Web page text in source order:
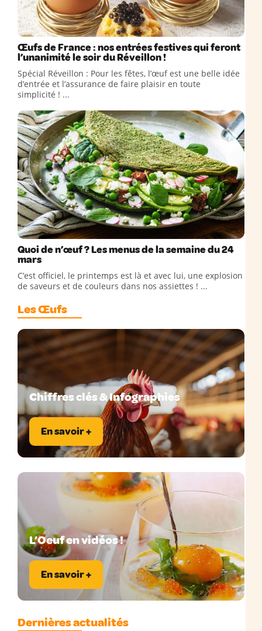
Œufs de France : nos entrées festives qui feront
l’unanimité le soir du Réveillon !
Spécial Réveillon : Pour les fêtes, l’œuf est une belle idée
d’entrée et l’assurance de faire plaisir en toute
simplicité ! ...
Quoi de n’œuf ? Les menus de la semaine du 24
mars
C’est officiel, le printemps est là et avec lui, une explosion
de saveurs et de couleurs dans nos assiettes ! ...
Les Œufs
Chiffres clés & Infographies
En savoir +
L’Oeuf en vidéos !
En savoir +
Dernières actualités